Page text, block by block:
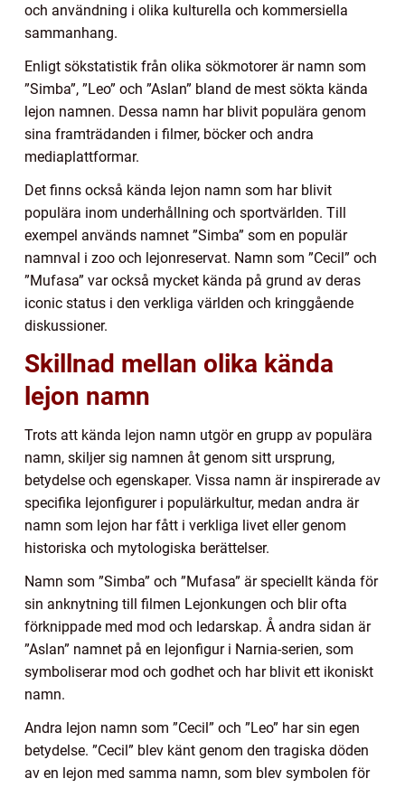
och användning i olika kulturella och kommersiella
sammanhang.
Enligt sökstatistik från olika sökmotorer är namn som
”Simba”, ”Leo” och ”Aslan” bland de mest sökta kända
lejon namnen. Dessa namn har blivit populära genom
sina framträdanden i filmer, böcker och andra
mediaplattformar.
Det finns också kända lejon namn som har blivit
populära inom underhållning och sportvärlden. Till
exempel används namnet ”Simba” som en populär
namnval i zoo och lejonreservat. Namn som ”Cecil” och
”Mufasa” var också mycket kända på grund av deras
iconic status i den verkliga världen och kringgående
diskussioner.
Skillnad mellan olika kända
lejon namn
Trots att kända lejon namn utgör en grupp av populära
namn, skiljer sig namnen åt genom sitt ursprung,
betydelse och egenskaper. Vissa namn är inspirerade av
specifika lejonfigurer i populärkultur, medan andra är
namn som lejon har fått i verkliga livet eller genom
historiska och mytologiska berättelser.
Namn som ”Simba” och ”Mufasa” är speciellt kända för
sin anknytning till filmen Lejonkungen och blir ofta
förknippade med mod och ledarskap. Å andra sidan är
”Aslan” namnet på en lejonfigur i Narnia-serien, som
symboliserar mod och godhet och har blivit ett ikoniskt
namn.
Andra lejon namn som ”Cecil” och ”Leo” har sin egen
betydelse. ”Cecil” blev känt genom den tragiska döden
av en lejon med samma namn, som blev symbolen för